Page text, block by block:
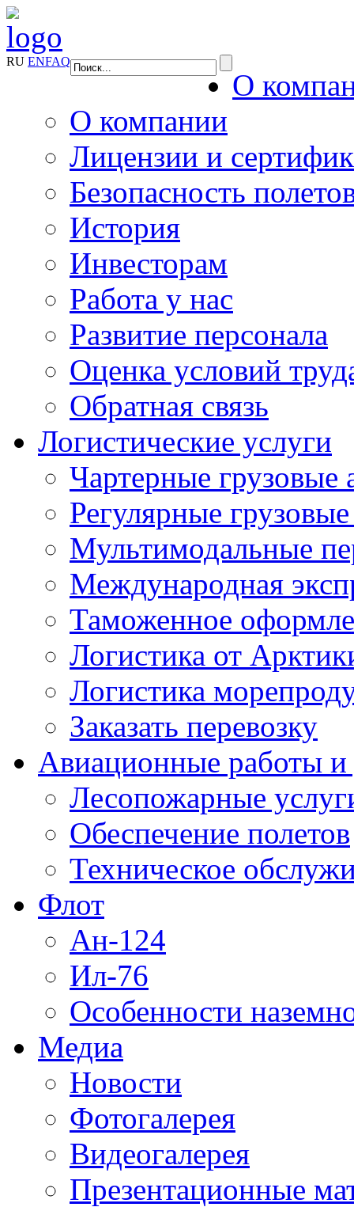
RU ENFAQ
О
О компании
Лицензии и
Безопасность
История
Инвесторам
Работа у нас
Развитие персонала
Оценка условий
Обратная связь
Логистические услуги
Чартерные грузовые
Регулярные
Мультимодальные
Международная
Таможенное
Логистика от
Логистика
Заказать перевозку
Авиационные работы и
Лесопожарные
Обеспечение полетов
Техническое
Флот
Ан-124
Ил-76
Особенности
Медиа
Новости
Фотогалерея
Видеогалерея
Презентационные